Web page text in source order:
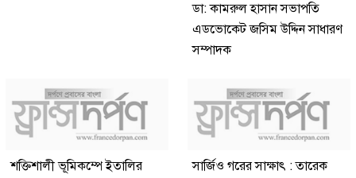
ডা: কামরুল হাসান সভাপতি
এডভোকেট জসিম উদ্দিন সাধারণ
সম্পাদক
শক্তিশালী ভূমিকম্পে ইতালির
সার্জিও গরের সাক্ষাৎ : তারেক